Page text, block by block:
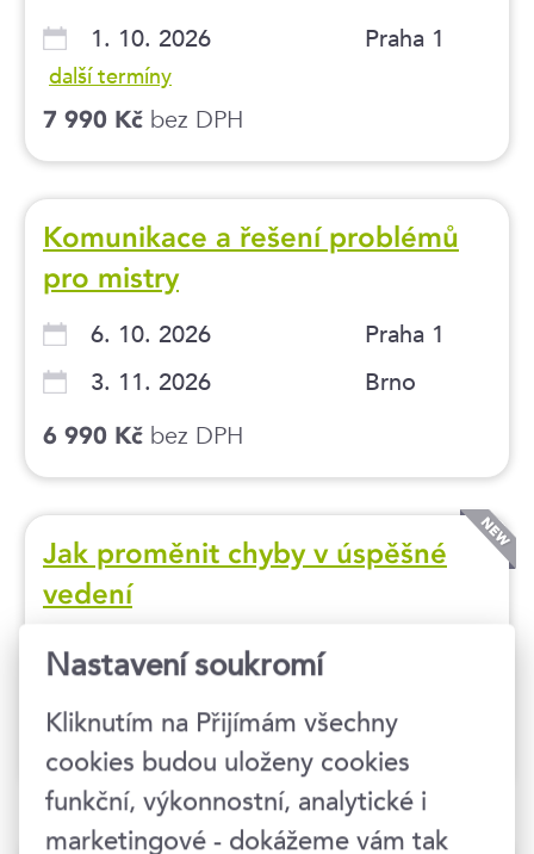
1. 10. 2026 Praha 1
další termíny
7 990 Kč bez DPH
Komunikace a řešení problémů
pro mistry
6. 10. 2026
Praha 1
3. 11. 2026
Brno
6 990 Kč bez DPH
Jak proměnit chyby v úspěšné
vedení
7. 10. 2026
7 490 Kč bez DPH
Nastavení soukromí
Kliknutím na Přijímám všechny
cookies budou uloženy cookies
funkční, výkonnostní, analytické i
marketingové - dokážeme vám tak